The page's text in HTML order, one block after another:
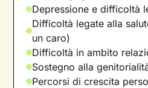
Depressione e difficoltà
Difficoltà legate alla
un caro)
Difficoltà in ambito
Sostegno alla
Percorsi di crescita